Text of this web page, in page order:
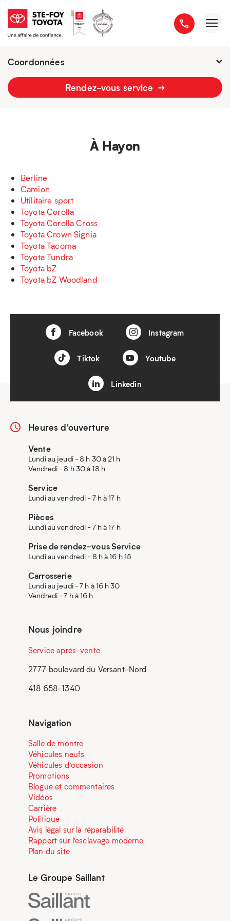
Coordonnées
7h - 21h
Rendez-vous service
À Hayon
Berline
Camion
Utilitaire sport
Toyota Corolla
Toyota Corolla Cross
Toyota Crown Signia
Toyota Tacoma
Toyota Tundra
Toyota bZ
Toyota bZ Woodland
Facebook Instagram
Tiktok Youtube
Linkedin
Heures d'ouverture
Vente
Lundi au jeudi - 8 h 30 à 21 h
Vendredi - 8 h 30 à 18 h
Service
Lundi au vendredi - 7 h à 17 h
Pièces
Lundi au vendredi - 7 h à 17 h
Prise de rendez-vous Service
Lundi au vendredi - 8 h à 16 h 15
Carrosserie
Lundi au jeudi - 7 h à 16 h 30
Vendredi - 7 h à 16 h
Nous joindre
Service après-vente
2777 boulevard du Versant-Nord
418 658-1340
Navigation
Salle de montre
Véhicules neufs
Véhicules d’occasion
Promotions
Blogue et commentaires
Vidéos
Carrière
Politique
Avis légal sur la réparabilité
Rapport sur l’esclavage moderne
Plan du site
Le Groupe Saillant